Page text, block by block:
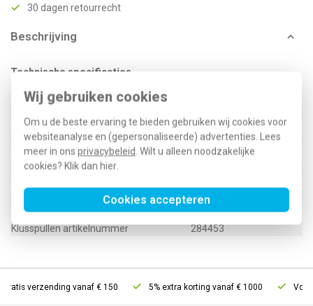
Wij gebruiken cookies
Om u de beste ervaring te bieden gebruiken wij cookies voor
websiteanalyse en (gepersonaliseerde) advertenties. Lees
meer in ons privacybeleid . Wilt u alleen noodzakelijke
cookies? Klik dan hier
Cookies accepteren
30 dagen retourrecht
Beschrijving
Technische specificaties
Specificatie
Geschikt voor
Overig
Mijnbouwvergunning
Nee
Nom. spanning U0/U (Um)
Overig
7000092602
92NBA3
EAN (GTIN-13)
8021684712128
Klusspullen artikelnummer
284453
verzending vanaf € 150 5% extra korting vanaf € 1000 Voor